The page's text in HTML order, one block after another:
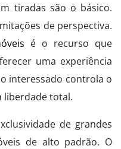
tiradas são o básico.
de perspectiva.
é o recurso que
uma experiência
interessado controla o
liberdade total.
de grandes
de alto padrão. O